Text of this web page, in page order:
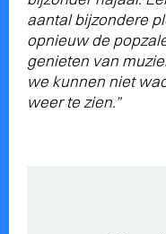
aantal bijzondere
opnieuw de
genieten van
we kunnen niet
weer te zien.”